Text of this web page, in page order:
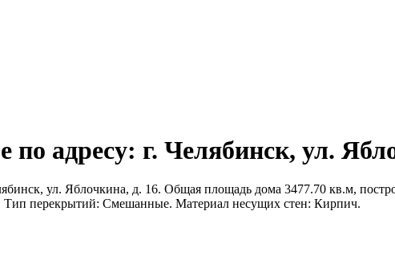
адресу: г. Челябинск, ул.
ул. Яблочкина, д. 16. Общая площадь дома 3477.70 кв.м,
перекрытий: Смешанные. Материал несущих стен: Кирпич.